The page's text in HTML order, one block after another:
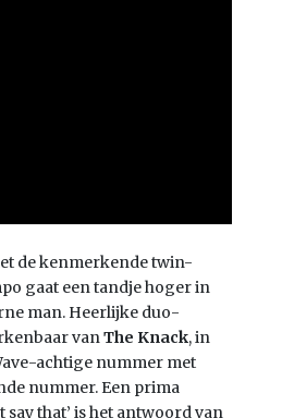
de kenmerkende twin-
gaat een tandje hoger in
man. Heerlijke duo-
vanThe Knack, in
achtige nummer met
nummer. Een prima
that’ is het antwoord van